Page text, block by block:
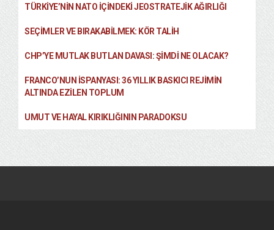
TÜRKIYE’NIN NATO İÇINDEKI JEOSTRATEJIK AĞIRLIĞI
SEÇIMLER VE BIRAKABILMEK: KÖR TALIH
CHP’YE MUTLAK BUTLAN DAVASI: ŞİMDİ NE OLACAK?
FRANCO’NUN İSPANYASI: 36 YILLIK BASKICI REJIMIN
ALTINDA EZILEN TOPLUM
UMUT VE HAYAL KIRIKLIĞININ PARADOKSU